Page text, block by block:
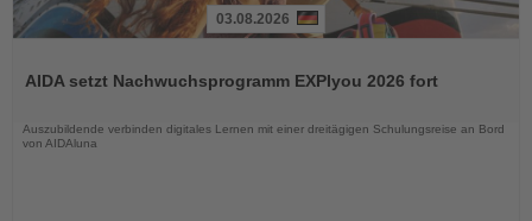
die
03.08.2026
AIDA setzt Nachwuchsprogramm EXPIyou 2026 fort
Auszubildende verbinden digitales Lernen mit einer dreitägigen Schulungsreise an Bord
von AIDAluna